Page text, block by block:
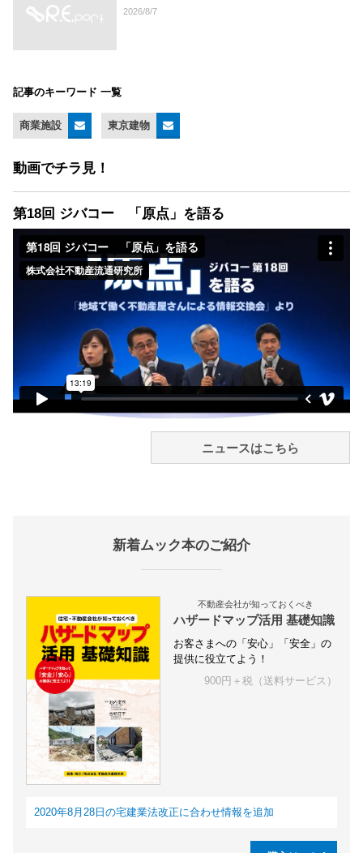
2026/8/7
記事のキーワード 一覧
商業施設 東京建物
動画でチラ見！
第18回 ジバコー 「原点」を語る
ニュースはこちら
新着ムック本のご紹介
不動産会社が知っておくべき
ハザードマップ活用 基礎知識
お客さまへの「安心」「安全」の
提供に役立てよう！
900円＋税（送料サービス）
2020年8月28日の宅建業法改正に合わせ情報を追加